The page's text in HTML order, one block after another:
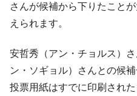
『Money1』
韓国『国民年
発。
ャンペーン」⇒ あの名物教授
『Money1』
韓国「橋が落
ぎ」では。
さんが候補から下りたこと
えられます。
安哲秀（アン・チョルス）
ン・ソギョル）さんとの候
投票用紙はすでに印刷され